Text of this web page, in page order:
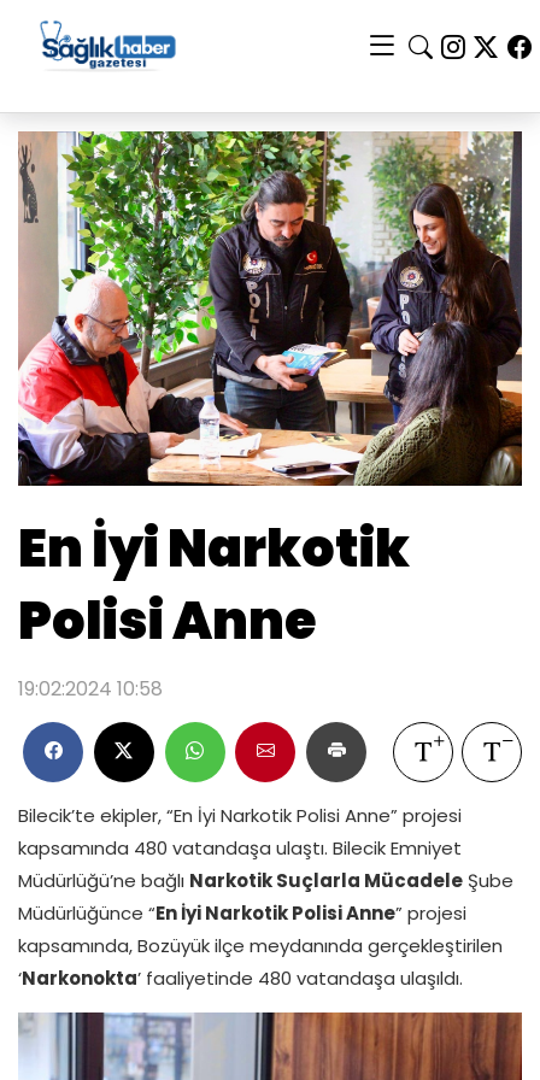
En İyi Narkotik
Polisi Anne
19:02:2024 10:58
Bilecik’te ekipler, “En İyi Narkotik Polisi Anne” projesi
kapsamında 480 vatandaşa ulaştı. Bilecik Emniyet
Müdürlüğü’ne bağlı Narkotik Suçlarla MücadeleŞube
Müdürlüğünce “En İyi Narkotik Polisi Anne” projesi
kapsamında, Bozüyük ilçe meydanında gerçekleştirilen
‘Narkonokta’ faaliyetinde 480 vatandaşa ulaşıldı.